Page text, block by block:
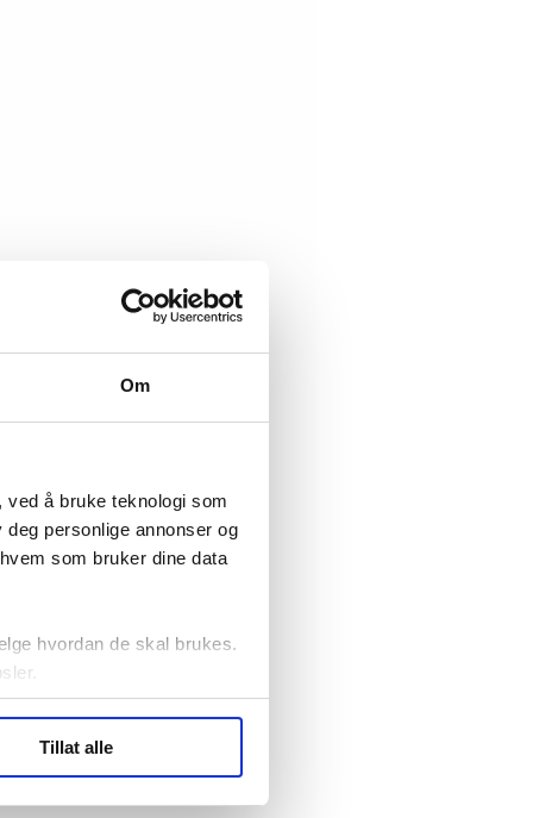
Om
å bruke teknologi som
personlige annonser og
som bruker dine data
hvordan de skal brukes.
statistikk.
Tillat alle